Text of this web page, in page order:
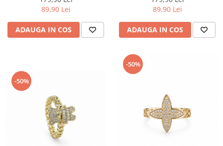
89,90 Lei
ADAUGA IN COS
89,90 Lei
ADAUGA IN COS
-50%
-50%